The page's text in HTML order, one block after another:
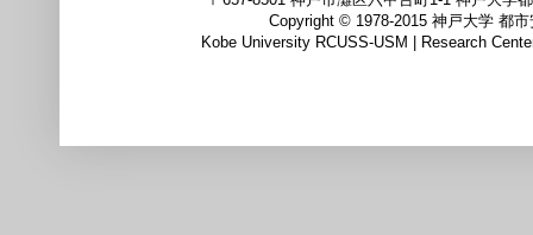
Copyright © 1978-2015 神戸大学 都
Kobe University RCUSS-USM | Research